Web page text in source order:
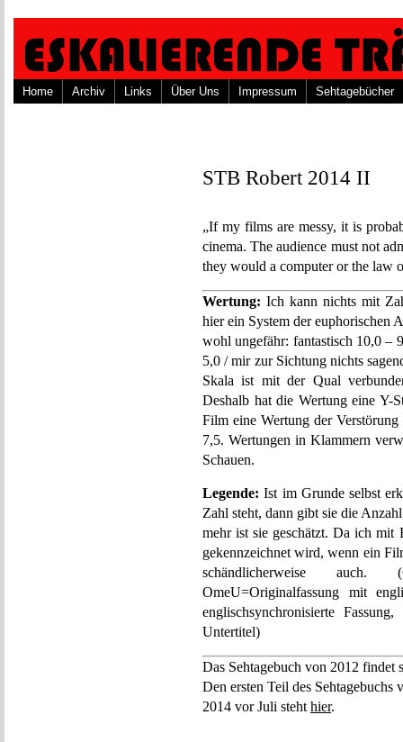
Home Archiv Links Über Uns Impressum Sehtagebücher
STB Robert 2014 II
„If my films are messy, it is
cinema. The audience must not
they would a computer or the law
Wertung:Ich kann nichts mit
hier ein System der euphorischen
wohl ungefähr: fantastisch 10,0 –
5,0 / mir zur Sichtung nichts
Skala ist mit der Qual
Deshalb hat die Wertung eine Y-
Film eine Wertung der
7,5. Wertungen in Klammern
Schauen.
Legende: Ist im Grunde selbst
Zahl steht, dann gibt sie die
mehr ist sie geschätzt. Da ich mit
gekennzeichnet wird, wenn ein
schändlicherweise auch.
OmeU=Originalfassung mit
englischsynchronisierte
Untertitel)
Das Sehtagebuch von 2012 findet
Den ersten Teil des
2014 vor Juli steht hier.